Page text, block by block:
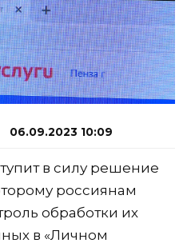
06.09.2023 10:09
в силу решение
россиянам
обработки их
в «Личном